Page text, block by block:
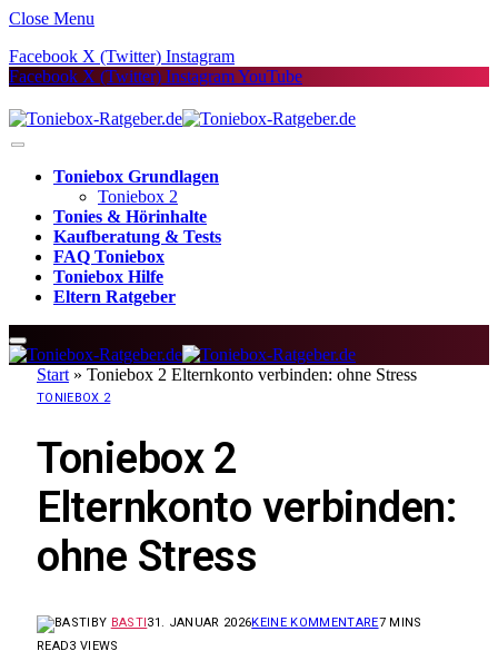
Close Menu
Facebook X (Twitter) Instagram
Facebook X (Twitter) InstagramYouTube
Toniebox Grundlagen
Toniebox 2
Tonies & Hörinhalte
Kaufberatung & Tests
FAQ Toniebox
Toniebox Hilfe
Eltern Ratgeber
Start » Toniebox 2 Elternkonto verbinden: ohne Stress
TONIEBOX 2
Toniebox 2
Elternkonto verbinden:
ohne Stress
BY BASTI31. JANUAR 2026KEINE KOMMENTARE7 MINS
READ3 VIEWS